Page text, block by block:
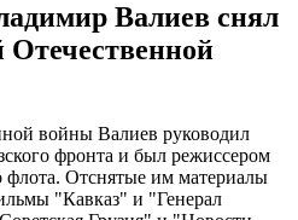
Валиев снял
войны Валиев руководил
фронта и был режиссером
Отснятые им материалы
"Кавказ" и "Генерал